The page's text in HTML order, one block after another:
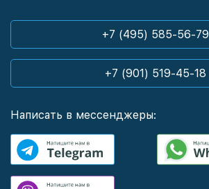
+7 (495) 585-56-79
+7 (901) 519-45-18
Написать в мессенджеры: